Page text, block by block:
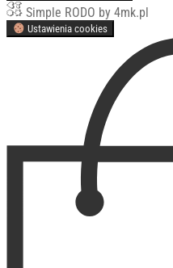
Simple RODO by 4mk.pl
Ustawienia cookies